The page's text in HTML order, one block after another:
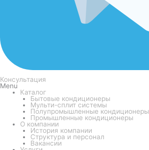
Консультация
Menu
Каталог
Бытовые кондиционеры
Мульти-сплит системы
Полупромышленные кондиционеры
Промышленные кондиционеры
О компании
История компании
Структура и персонал
Вакансии